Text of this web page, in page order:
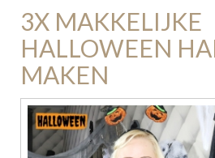
3X MAKKELIJKE
HALLOWEEN
MAKEN